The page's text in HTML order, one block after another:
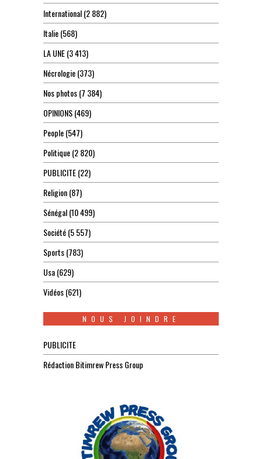
International(2 882)
Italie(568)
LA UNE(3 413)
Nécrologie(373)
Nos photos(7 384)
OPINIONS(469)
People(547)
Politique(2 820)
PUBLICITE(22)
Religion(87)
Sénégal(10 499)
Société(5 557)
Sports(783)
Usa(629)
Vidéos(621)
NOUS JOINDRE
PUBLICITE
Rédaction Bitimrew Press Group